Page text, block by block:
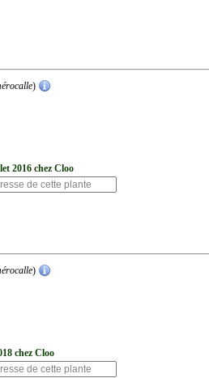
)
2016 chez Cloo
)
chez Cloo